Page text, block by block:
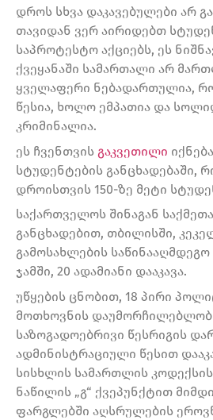
დროს სხვა დაკავებულები არ
თავიდან ვერ აირიდებთ
საპროტესტო აქციებს, ეს
ქვეყანაში სამართალი არ
ყველაფერი ნებადართულია,
წესია, ხოლო ემპათია და
კრიმინალია.
ეს ჩვენთვის გაკვეთილი
სტუდენტების განცხადებაში,
დროისთვის 150-ზე მეტი
საქართველოს შინაგან
განცხადებით, თბილისში,
გამოსახლების
ჯამში, 20 ადამიანი დააკავა.
უწყების ცნობით, 18 პირი
მოთხოვნის
საზოგადოებრივი წესრიგის
ადმინისტრაციული წესით
სისხლის სამართლის კოდექსის
ნაწილის „გ“ ქვეპუნქტით
ფარგლებში აღსრულების